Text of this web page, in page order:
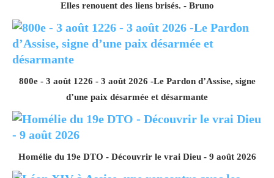
Elles renouent des liens brisés. - Bruno
800e - 3 août 1226 - 3 août 2026 -Le Pardon d’Assise, signe
d’une paix désarmée et désarmante
Homélie du 19e DTO - Découvrir le vrai Dieu - 9 août 2026